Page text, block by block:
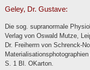
Contact
Terms
Withdrawal
Geley, Dr. Gustave:
Die sog. supranormale
Verlag von Oswald Mutze,
Dr. Freiherrn von Schrenck-
S. 1 Bl. OKarton.